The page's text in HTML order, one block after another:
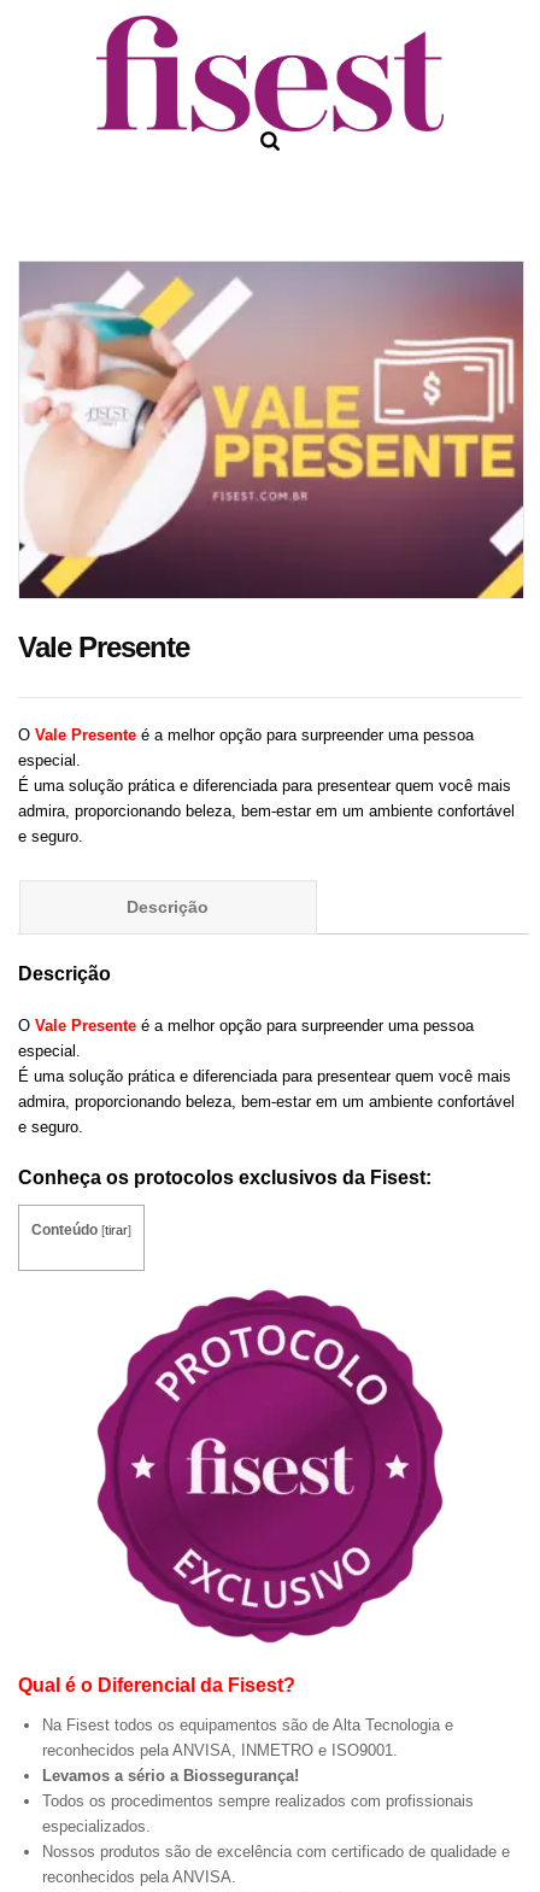
Vale Presente
O Vale Presente é a melhor opção para surpreender uma pessoa
especial.
É uma solução prática e diferenciada para presentear quem você mais
admira, proporcionando beleza, bem-estar em um ambiente confortável
e seguro.
Descrição
Descrição
O Vale Presente é a melhor opção para surpreender uma pessoa
especial.
É uma solução prática e diferenciada para presentear quem você mais
admira, proporcionando beleza, bem-estar em um ambiente confortável
e seguro.
Conheça os protocolos exclusivos da Fisest:
Conteúdo [tirar]
Qual é o Diferencial da Fisest?
Na Fisest todos os equipamentos são de Alta Tecnologia e
reconhecidos pela ANVISA, INMETRO e ISO9001.
Levamos a sério a Biossegurança!
Todos os procedimentos sempre realizados com profissionais
especializados.
Nossos produtos são de excelência com certificado de qualidade e
reconhecidos pela ANVISA.